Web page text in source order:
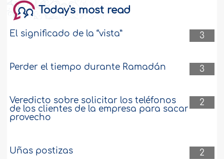
Today's most read
3
El significado de la “vista”
3
Perder el tiempo durante Ramadán
2
Veredicto sobre solicitar los teléfonos
de los clientes de la empresa para sacar
provecho
2
Uñas postizas